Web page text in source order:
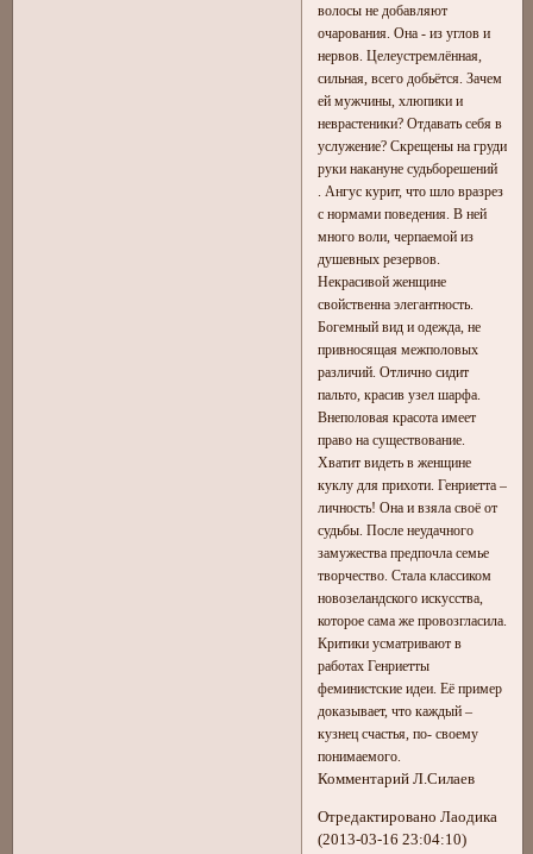
волосы не добавляют
очарования. Она - из углов и
нервов. Целеустремлённая,
сильная, всего добьётся. Зачем
ей мужчины, хлюпики и
неврастеники? Отдавать себя в
услужение? Скрещены на груди
руки накануне судьборешений
. Ангус курит, что шло вразрез
с нормами поведения. В ней
много воли, черпаемой из
душевных резервов.
Некрасивой женщине
свойственна элегантность.
Богемный вид и одежда, не
привносящая межполовых
различий. Отлично сидит
пальто, красив узел шарфа.
Внеполовая красота имеет
право на существование.
Хватит видеть в женщине
куклу для прихоти. Генриетта –
личность! Она и взяла своё от
судьбы. После неудачного
замужества предпочла семье
творчество. Стала классиком
новозеландского искусства,
которое сама же провозгласила.
Критики усматривают в
работах Генриетты
феминистские идеи. Её пример
доказывает, что каждый –
кузнец счастья, по- своему
понимаемого.
Комментарий Л.Силаев
Отредактировано Лаодика
(2013-03-16 23:04:10)